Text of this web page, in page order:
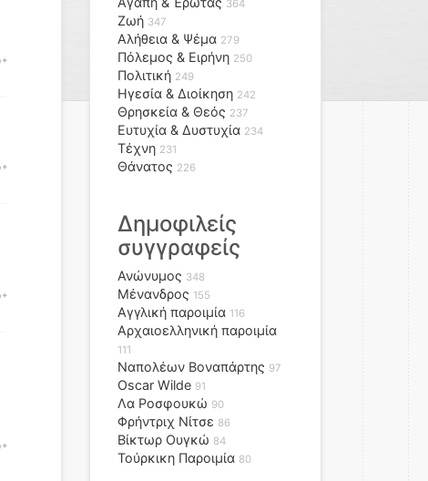
364
Ζωή 347
Αλήθεια & Ψέμα 279
Πόλεμος & Ειρήνη 250
Πολιτική 249
Ηγεσία & Διοίκηση 242
Θρησκεία & Θεός 237
Ευτυχία & Δυστυχία 234
Τέχνη 231
Θάνατος 226
Δημοφιλείς
συγγραφείς
Ανώνυμος 348
Μένανδρος 155
Αγγλική παροιμία 116
Αρχαιοελληνική παροιμία
111
Ναπολέων Βοναπάρτης 97
Oscar Wilde 91
Λα Ροσφουκώ 90
Φρήντριχ Νίτσε 86
Βίκτωρ Ουγκώ 84
Τούρκικη Παροιμία 80